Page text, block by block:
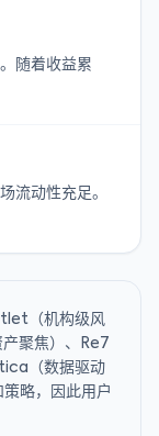
随着收益累
流动性充足。
（机构级风
聚焦）、Re7
（数据驱动
略，因此用户